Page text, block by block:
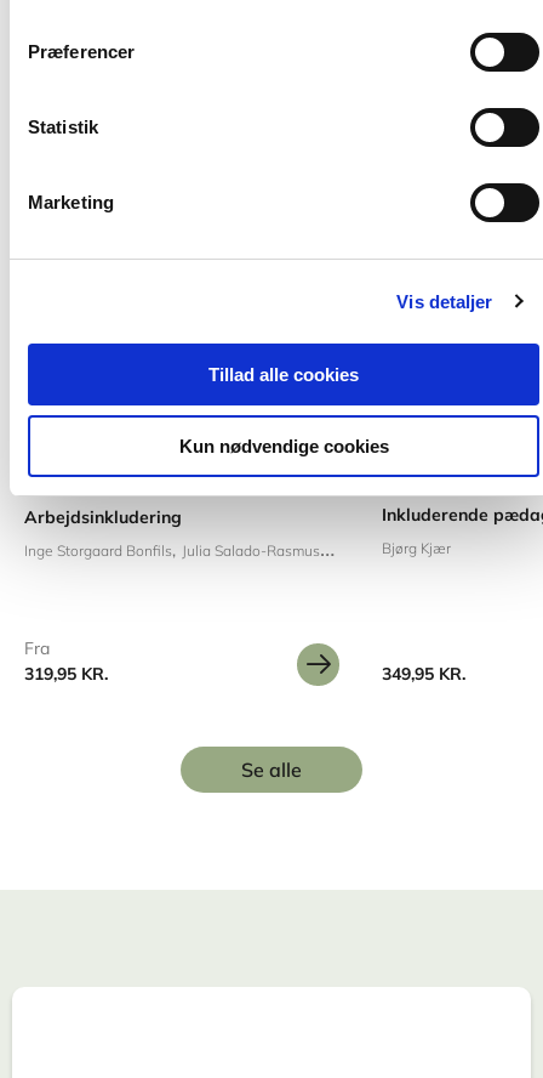
Præferencer
Statistik
Marketing
Vis detaljer
Tillad alle cookies
Kun nødvendige cookies
2 formater
Arbejdsinkludering
Inge Storgaard Bonfils Julia Salado-Rasmussen
Fra
319,95 KR.
Softcover
Inkluderende
Bjørg Kjær
349,95 KR.
Se alle